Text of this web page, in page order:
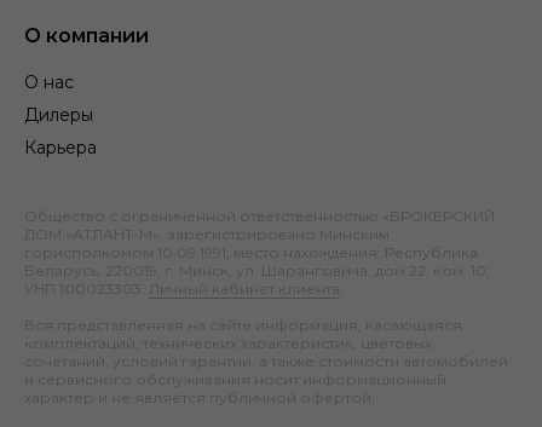
О компании
О нас
Дилеры
Карьера
Общество с ограниченной ответственностью «БРОКЕРСКИЙ
ДОМ «АТЛАНТ-М», зарегистрировано Минским
горисполкомом 10.09.1991; место нахождения: Республика
Беларусь, 220019, г. Минск, ул. Шаранговича, дом 22, ком. 10;
УНП 100023303.
Личный кабинет клиента
Вся представленная на сайте информация, касающаяся
комплектаций, технических характеристик, цветовых
сочетаний, условий гарантии, а также стоимости автомобилей
и сервисного обслуживания носит информационный
характер и не является публичной офертой.